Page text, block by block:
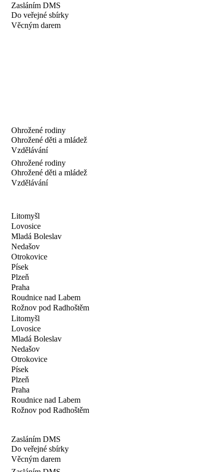
Zasláním DMS
Do veřejné sbírky
Věcným darem
Ohrožené rodiny
Ohrožené děti a mládež
Vzdělávání
Ohrožené rodiny
Ohrožené děti a mládež
Vzdělávání
Litomyšl
Lovosice
Mladá Boleslav
Nedašov
Otrokovice
Písek
Plzeň
Praha
Roudnice nad Labem
Rožnov pod Radhoštěm
Litomyšl
Lovosice
Mladá Boleslav
Nedašov
Otrokovice
Písek
Plzeň
Praha
Roudnice nad Labem
Rožnov pod Radhoštěm
Zasláním DMS
Do veřejné sbírky
Věcným darem